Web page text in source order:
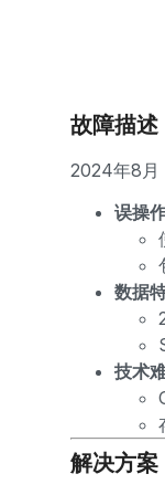
故障描述
2024年8月
误操
数据
技术
解决方案